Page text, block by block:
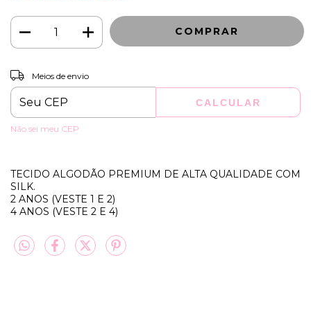
Entregas para o CEP:
Meios de envio
CALCULAR
Não sei meu CEP
TECIDO ALGODÃO PREMIUM DE ALTA QUALIDADE COM
SILK.
2 ANOS (VESTE 1 E 2)
4 ANOS (VESTE 2 E 4)